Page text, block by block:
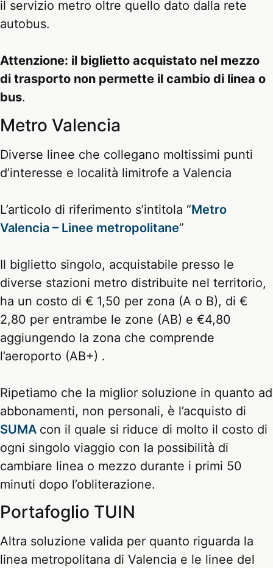
il servizio metro oltre quello dato dalla rete
autobus.
Attenzione: il biglietto acquistato nel mezzo
di trasporto non permette il cambio di linea o
bus.
Metro Valencia
Diverse linee che collegano moltissimi punti
d’interesse e località limitrofe a Valencia
L’articolo di riferimento s’intitola “Metro
Valencia – Linee metropolitane”
Il biglietto singolo, acquistabile presso le
diverse stazioni metro distribuite nel territorio,
ha un costo di € 1,50 per zona (A o B), di €
2,80 per entrambe le zone (AB) e €4,80
aggiungendo la zona che comprende
l’aeroporto (AB+) .
Ripetiamo che la miglior soluzione in quanto ad
abbonamenti, non personali, è l’acquisto di
SUMA con il quale si riduce di molto il costo di
ogni singolo viaggio con la possibilità di
cambiare linea o mezzo durante i primi 50
minuti dopo l’obliterazione.
Portafoglio TUIN
Altra soluzione valida per quanto riguarda la
linea metropolitana di Valencia e le linee del